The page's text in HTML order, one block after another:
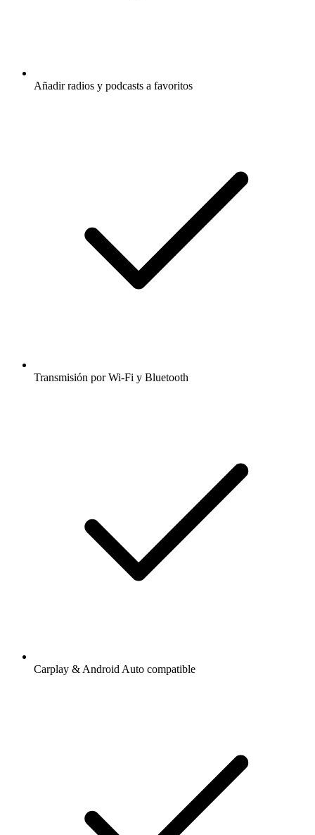
Añadir radios y podcasts a favoritos
Transmisión por Wi-Fi y Bluetooth
Carplay & Android Auto compatible